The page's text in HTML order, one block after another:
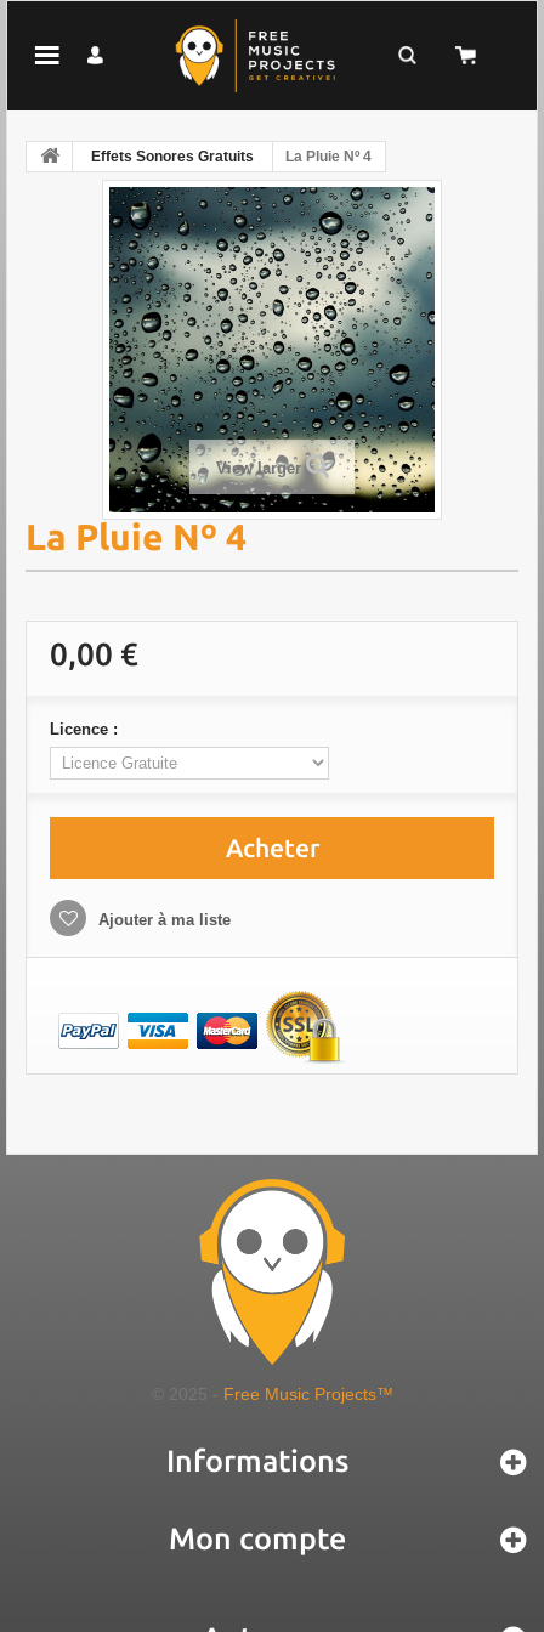
Effets Sonores Gratuits La Pluie Nº 4
View larger
La Pluie Nº 4
0,00 €
Licence :
Acheter
Ajouter à ma liste
© 2025 - Free Music Projects™
Informations
Mon compte